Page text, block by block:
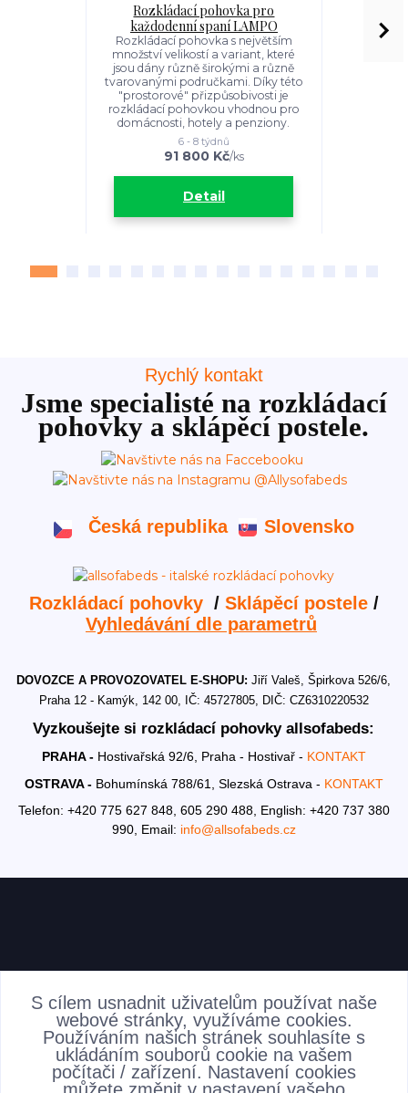
Rozkládací pohovka pro
každodenní spaní LAMPO
Rozkládací pohovka s největším
množství velikostí a variant, které
jsou dány různě širokými a různě
tvarovanými područkami. Díky této
"prostorové" přizpůsobivosti je
rozkládací pohovkou vhodnou pro
domácnosti, hotely a penziony.
91 800 Kč/ks
6 - 8 týdnů
Detail
Rychlý kontakt
Jsme specialisté na rozkládací
pohovky a sklápěcí postele.
Česká republika Slovensko
Rozkládací pohovky / Sklápěcí postele/
Vyhledávání dle parametrů
DOVOZCE A PROVOZOVATEL E-SHOPU:Jiří Valeš, Špirkova 526/6,
Praha 12 - Kamýk, 142 00, IČ: 45727805, DIČ: CZ6310220532
Vyzkoušejte si rozkládací pohovky allsofabeds:
PRAHA - Hostivařská 92/6, Praha - Hostivař - KONTAKT
OSTRAVA - Bohumínská 788/61, Slezská Ostrava - KONTAKT
Telefon: +420 775 627 848, 605 290 488, English: +420 737 380
990, Email: info@allsofabeds.cz
AKTUALITY
S cílem usnadnit uživatelům používat naše
webové stránky, využíváme cookies.
Používáním našich stránek souhlasíte s
ukládáním souborů cookie na vašem
počítači / zařízení. Nastavení cookies